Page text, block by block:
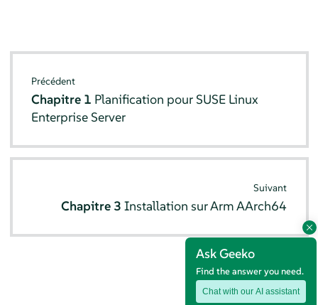
Ask Geeko
Find the answer you need.
Chat with our AI assistant
Précédent
Chapitre 1 Planification pour SUSE Linux
Enterprise Server
Suivant
Chapitre 3 Installation sur Arm AArch64